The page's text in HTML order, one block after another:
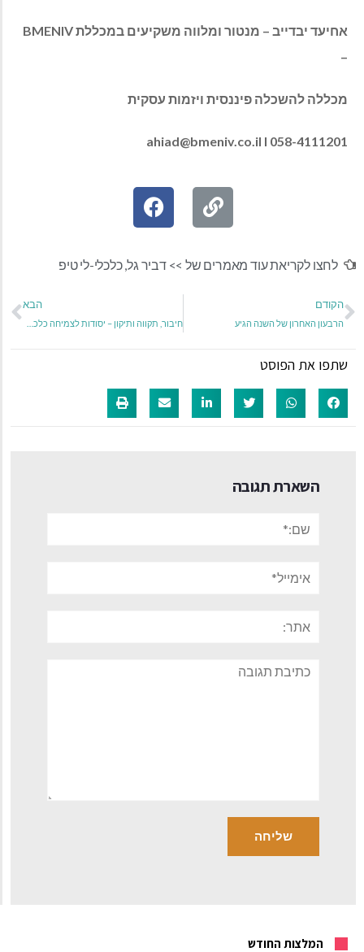
אחיעד יבדייב – מנטור ומלווה משקיעים במכללת BMENIV
–
מכללה להשכלה פיננסית ויזמות עסקית
ahiad@bmeniv.co.il I 058-4111201
לחצו לקריאת עוד מאמרים של >> דביר גל,כלכלי-לי טיפ
הקודם
הרבעון האחרון של השנה הגיע
הבא
שתפו את הפוסט
השארת תגובה
תגובה
המלצות החודש